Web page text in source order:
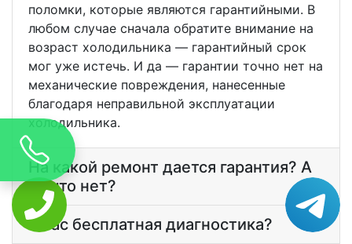
поломки, которые являются гарантийными. В
любом случае сначала обратите внимание на
возраст холодильника — гарантийный срок
мог уже истечь. И да — гарантии точно нет на
механические повреждения, нанесенные
благодаря неправильной эксплуатации
холодильника.
На какой ремонт дается гарантия? А
на что нет?
У вас бесплатная диагностика?